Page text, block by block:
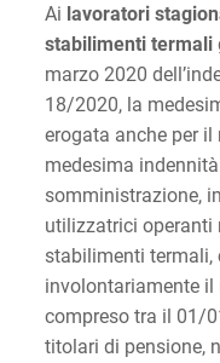
Ai lavoratori
stabilimenti termali
marzo 2020
18/2020, la
erogata anche per il
medesima
somministrazione,
utilizzatrici operanti
stabilimenti termali,
involontariamente il
compreso tra il 01/
titolari di pensione,